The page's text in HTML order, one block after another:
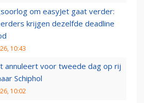
om easyJet gaat verder:
krijgen dezelfde deadline
10:43
annuleert voor tweede dag op rij
Schiphol
10:02